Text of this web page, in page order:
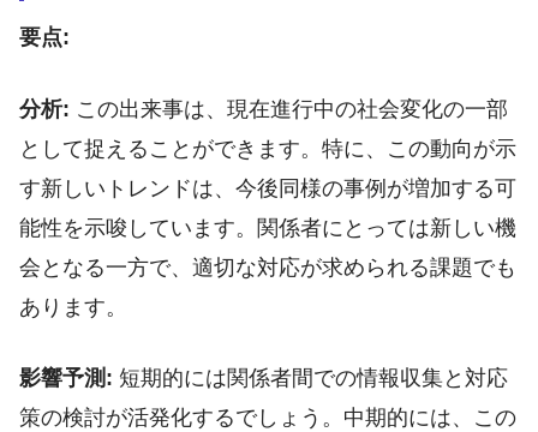
要点:
分析: この出来事は、現在進行中の社会変化の一部
として捉えることができます。特に、この動向が示
す新しいトレンドは、今後同様の事例が増加する可
能性を示唆しています。関係者にとっては新しい機
会となる一方で、適切な対応が求められる課題でも
あります。
影響予測: 短期的には関係者間での情報収集と対応
策の検討が活発化するでしょう。中期的には、この